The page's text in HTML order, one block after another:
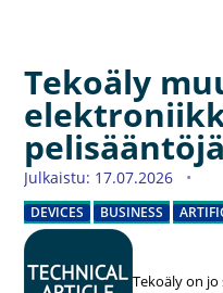
Tekoäly
pelisääntöjä
Julkaistu: 17.07.2026
DEVICES BUSINESS
Tekoäly on